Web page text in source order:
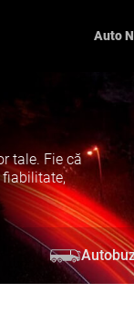
Auto
tale. Fie că
fiabilitate,